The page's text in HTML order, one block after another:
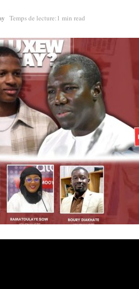
Temps de lecture:1 min read